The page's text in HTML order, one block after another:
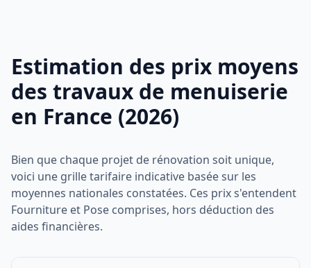
Estimation des prix moyens
des travaux de menuiserie
en France (2026)
Bien que chaque projet de rénovation soit unique,
voici une grille tarifaire indicative basée sur les
moyennes nationales constatées. Ces prix s'entendent
Fourniture et Pose comprises, hors déduction des
aides financières.